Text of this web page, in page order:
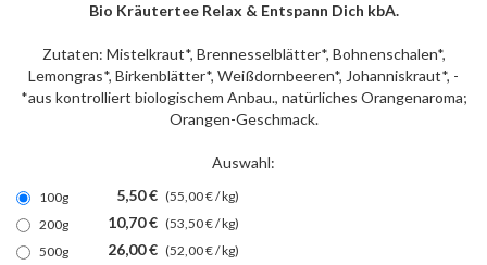
Bio Kräutertee Relax & Entspann Dich kbA.
Zutaten: Mistelkraut*, Brennesselblätter*, Bohnenschalen*,
Lemongras*, Birkenblätter*, Weißdornbeeren*, Johanniskraut*, -
*aus kontrolliert biologischem Anbau., natürliches Orangenaroma;
Orangen-Geschmack.
Auswahl:
100g 5,50 € (55,00 € / kg)
200g
10,70 € (53,50 € / kg)
500g
26,00 € (52,00 € / kg)